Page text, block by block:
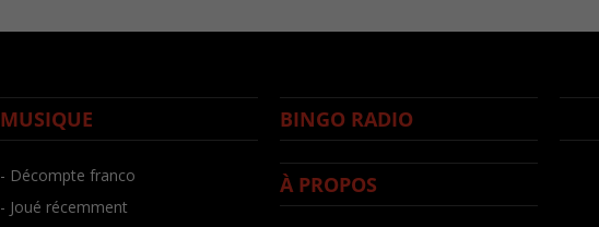
MUSIQUE
- Décompte franco
- Joué récemment
BINGO RADIO
À PROPOS